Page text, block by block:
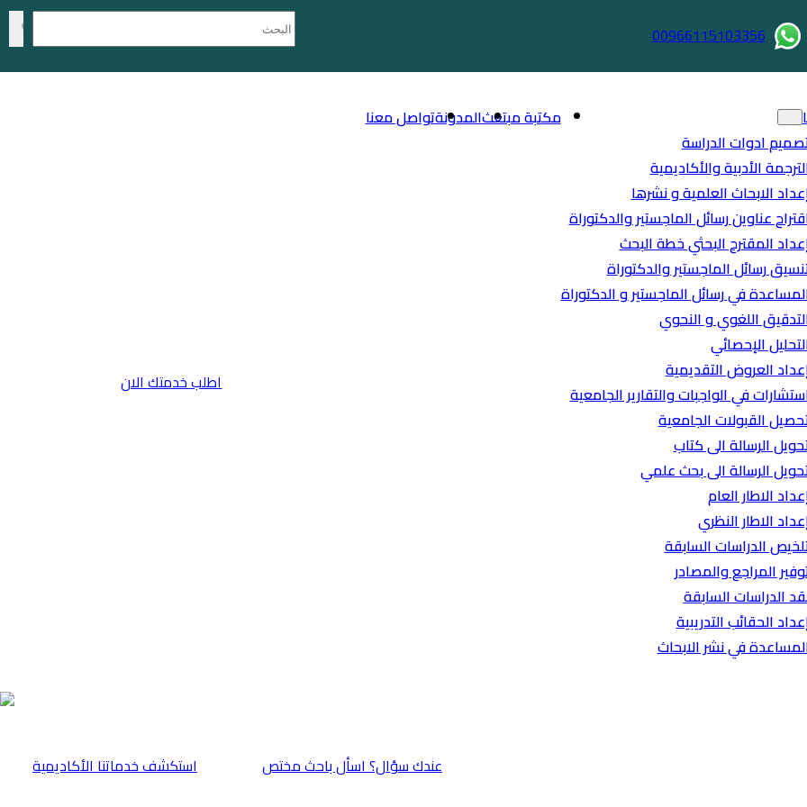
00966115103356
ادوات الدراسة
الأدبية والأكاديمية
الابحاث العلمية و نشرها
عناوين رسائل الماجستير والدكتوراة
المقترح البحثي خطة البحث
رسائل الماجستير والدكتوراة
في رسائل الماجستير و الدكتوراة
اللغوي و النحوي
الإحصائي
العروض التقديمية
في الواجبات والتقارير الجامعية
القبولات الجامعية
الرسالة الى كتاب
الرسالة الى بحث علمي
الاطار العام
الاطار النظري
الدراسات السابقة
المراجع والمصادر
الدراسات السابقة
الحقائب التدريبية
في نشر الابحاث
مكتبة مبتعثالمدونةتواصل معنا
اطلب خدمتك الان
⁠استكشف خدماتنا الأكاديمية عندك سؤال؟ اسأل باحث مختص